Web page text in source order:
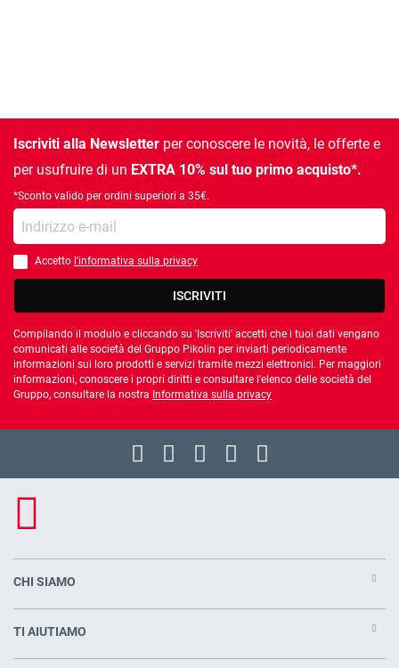
Iscriviti alla Newsletter per conoscere le novità, le offerte e
per usufruire di un EXTRA 10% sul tuo primo acquisto*.
*Sconto valido per ordini superiori a 35€.
la tua e-mail
È necessario accettare l'informativa sulla privacy
Accetto l'informativa sulla privacy
ISCRIVITI
Compilando il modulo e cliccando su 'Iscriviti' accetti che i tuoi dati vengano
comunicati alle società del Gruppo Pikolin per inviarti periodicamente
informazioni sui loro prodotti e servizi tramite mezzi elettronici. Per maggiori
informazioni, conoscere i propri diritti e consultare l'elenco delle società del
Gruppo, consultare la nostra Informativa sulla privacy
CHI SIAMO
TI AIUTIAMO